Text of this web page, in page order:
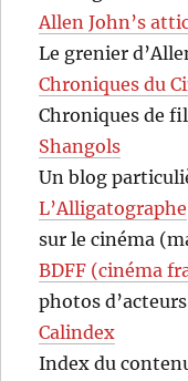
Allen John’s
Le grenier
Chroniques du
Chroniques de
Shangols
Un blog
L’Alligatographe
sur le cinéma
BDFF (cinéma
photos
Calindex
Index du